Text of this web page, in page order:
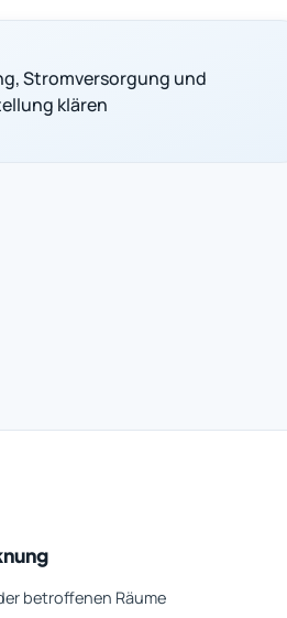
Stromversorgung und
klären
betroffenen Räume